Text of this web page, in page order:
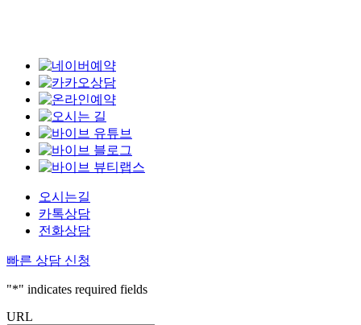
오시는길
카톡상담
전화상담
빠른 상담 신청
"*" indicates required fields
URL